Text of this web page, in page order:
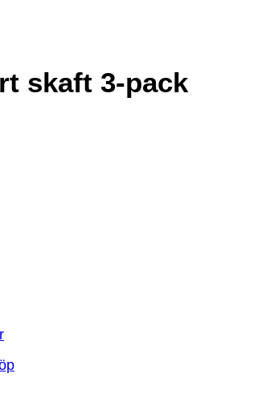
skaft 3-pack